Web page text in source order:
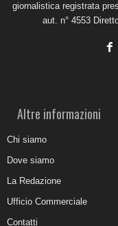
giornalistica registrata
aut. n° 4553
Altre informazioni
Chi siamo
Dove siamo
La Redazione
Ufficio Commerciale
Contatti